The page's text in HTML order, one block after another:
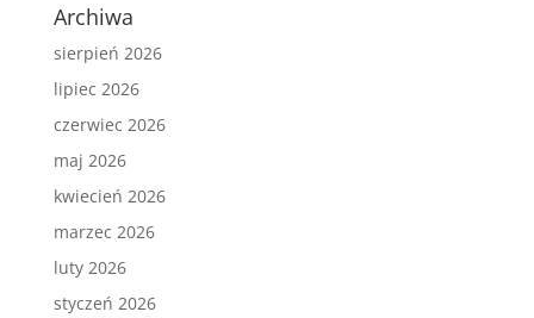
Archiwa
sierpień 2026
lipiec 2026
czerwiec 2026
maj 2026
kwiecień 2026
marzec 2026
luty 2026
styczeń 2026